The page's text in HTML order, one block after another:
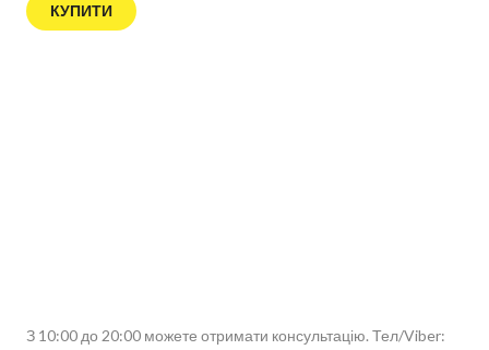
КУПИТИ
З 10:00 до 20:00 можете отримати консультацію. Тел/Viber: